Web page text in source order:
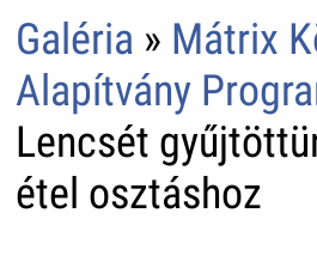
Galéria » Mátrix
Alapítvány
Lencsét
étel osztáshoz